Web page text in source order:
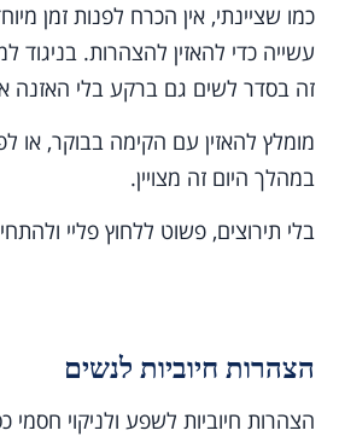
כמו שציינתי, אין הכרח לפנות זמן
עשייה כדי להאזין להצהרות. בניגוד
זה בסדר לשים גם ברקע בלי האזנה
מומלץ להאזין עם הקימה בבוקר, או
במהלך היום זה מצויין.
בלי תירוצים, פשוט ללחוץ פליי
הצהרות חיוביות לנשים
הצהרות חיוביות לשפע ולניקוי חסמי